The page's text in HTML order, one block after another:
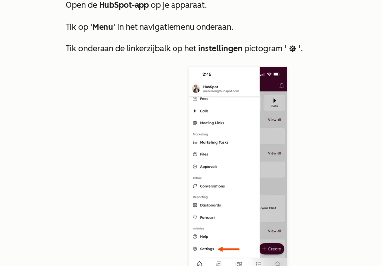
Open de HubSpot-app op je apparaat.
Tik op 'Menu' in het navigatiemenu onderaan.
Tik onderaan de linkerzijbalk op het instellingen pictogram ' settings '.